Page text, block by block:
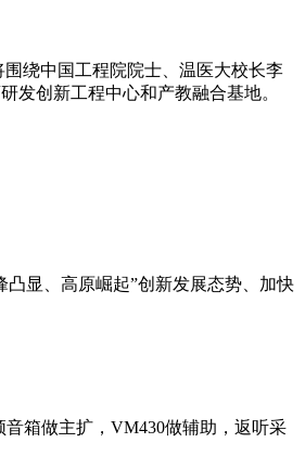
绕中国工程院院士、温医大校长李
发创新工程中心和产教融合基地。
显、高原崛起”创新发展态势、加快
音箱做主扩，VM430做辅助，返听采